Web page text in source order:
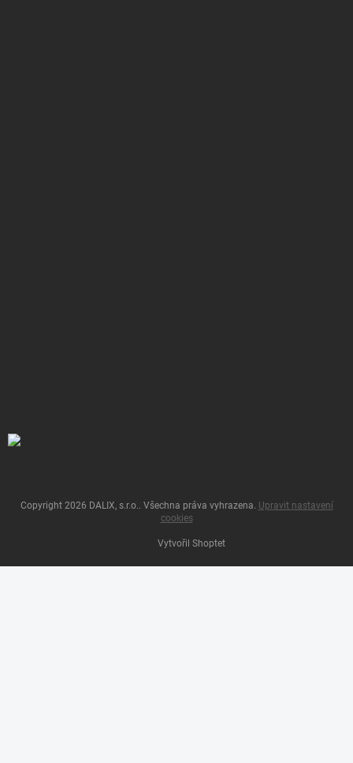
Vytvořil Shoptet
Copyright 2026 DALIX, s.r.o.. Všechna práva vyhrazena. Upravit nastavení
cookies